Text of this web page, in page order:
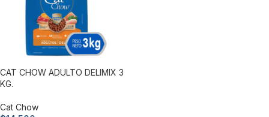
CAT CHOW ADULTO DELIMIX 3
KG.
Cat Chow